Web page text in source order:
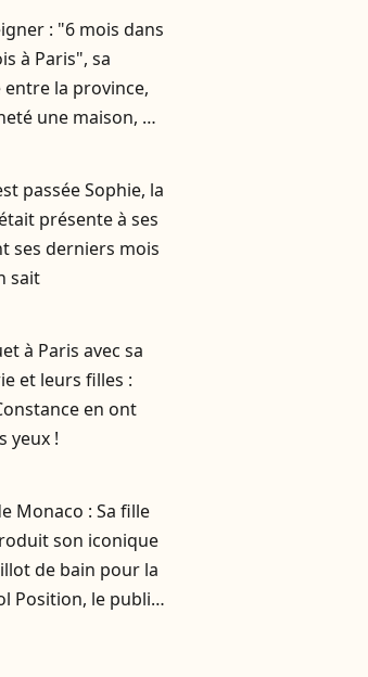
: "6 mois dans
à Paris", sa
entre la province,
une maison, et
passée Sophie, la
présente à ses
ses derniers mois
sait
à Paris avec sa
et leurs filles :
en ont
yeux !
Monaco : Sa fille
son iconique
de bain pour la
Position, le public